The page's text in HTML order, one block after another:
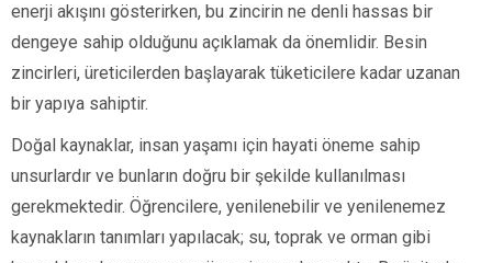
enerji akışını gösterirken, bu zincirin ne denli hassas bir
dengeye sahip olduğunu açıklamak da önemlidir. Besin
zincirleri, üreticilerden başlayarak tüketicilere kadar uzanan
bir yapıya sahiptir.
Doğal kaynaklar, insan yaşamı için hayati öneme sahip
unsurlardır ve bunların doğru bir şekilde kullanılması
gerekmektedir. Öğrencilere, yenilenebilir ve yenilenemez
kaynakların tanımları yapılacak; su, toprak ve orman gibi